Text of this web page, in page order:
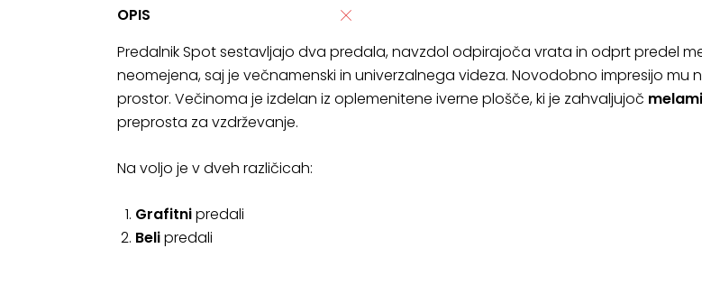
OPIS
Predalnik Spot sestavljajo dva predala, navzdol odpirajoča vrata in odprt predel
neomejena, saj je večnamenski in univerzalnega videza. Novodobno impresijo mu
prostor. Večinoma je izdelan iz oplemenitene iverne plošče, ki je zahvaljujoč
preprosta za vzdrževanje.
Na voljo je v dveh različicah:
Grafitnipredali
Belipredali